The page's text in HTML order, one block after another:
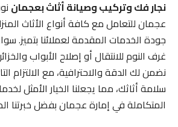
نجار فك وتركيب وصيانة أثاث بعجماننوفر
عجمان للتعامل مع كافة أنواع الأثاث
جودة الخدمات المقدمة لعملائنا بتميز.
غرف النوم للانتقال أو إصلاح الأبواب والخزائن
نضمن لك الدقة والاحترافية، مع الالتزام
سلامة أثاثك، مما يجعلنا الخيار الأمثل لخدمات
المتكاملة في إمارة عجمان بفضل خبرتنا